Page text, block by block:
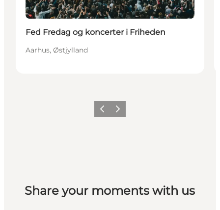
Fed Fredag og koncerter i Friheden
Aarhus, Østjylland
ForrigeNæste
Share your moments with us